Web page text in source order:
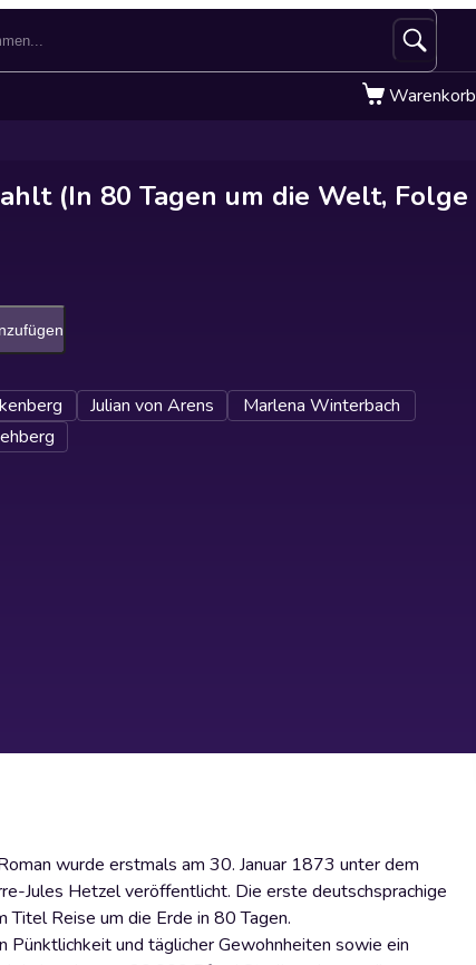
Warenkorb
(In 80 Tagen um die Welt, Folge
Julian von Arens
Marlena Winterbach
wurde erstmals am 30. Januar 1873 unter dem
Jules Hetzel veröffentlicht. Die erste deutschsprachige
Titel Reise um die Erde in 80 Tagen.
Pünktlichkeit und täglicher Gewohnheiten sowie ein